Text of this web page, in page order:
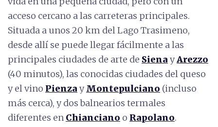
acceso cercano a las carreteras principales.
Situada a unos 20 km del Lago Trasimeno,
desde allí se puede llegar fácilmente a las
principales ciudades de arte de Siena yArezzo
(40 minutos), las conocidas ciudades del queso
y el vino Pienza yMontepulciano (incluso
más cerca), y dos balnearios termales
diferentes en Chianciano o Rapolano.